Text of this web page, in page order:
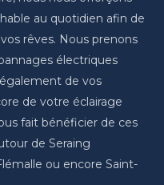
au quotidien afin de
rêves. Nous prenons
électriques
de vos
de votre éclairage
fait bénéficier de ces
de Seraing
ou encore Saint-